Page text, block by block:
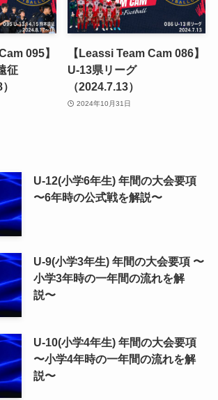
095】
征
【Leassi Team Cam 086】
U-13県リーグ
（2024.7.13）
2024年10月31日
U-12(小学6年生) 年間の大会要項
〜6年時の公式戦を解説〜
U-9(小学3年生) 年間の大会要項 〜
小学3年時の一年間の流れを解
説〜
U-10(小学4年生) 年間の大会要項
〜小学4年時の一年間の流れを解
説〜